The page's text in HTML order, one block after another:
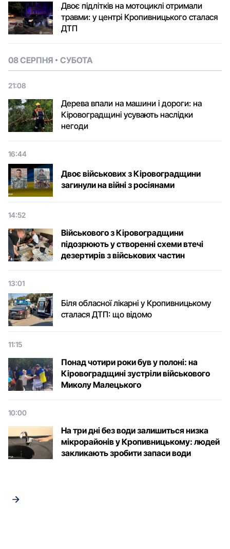
Двоє підлітків на мотоциклі отримали
травми: у центрі Кропивницького сталася
ДТП
08 СЕРПНЯ СУБОТА
21:08
Дерева впали на машини і дороги: на
Кіровоградщині усувають наслідки
негоди
16:44
Двоє військових з Кіровоградщини
загинули на війні з росіянами
14:52
Військового з Кіровоградщини
підозрюють у створенні схеми втечі
дезертирів з військових частин
13:01
Біля обласної лікарні у Кропивницькому
сталася ДТП: що відомо
11:15
Понад чотири роки був у полоні: на
Кіровоградщині зустріли військового
Микoлу Малецькoгo
10:00
На три дні без води залишиться низка
мікрорайонів у Кропивницькому: людей
закликають зробити запаси води